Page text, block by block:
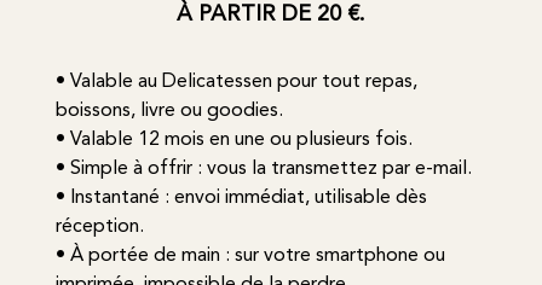
À PARTIR DE 20 €.
• Valable au Delicatessen pour tout repas,
boissons, livre ou goodies.
• Valable 12 mois en une ou plusieurs fois.
• Simple à offrir : vous la transmettez par e-mail.
• Instantané : envoi immédiat, utilisable dès
réception.
• À portée de main : sur votre smartphone ou